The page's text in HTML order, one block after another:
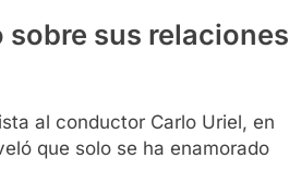
sobre sus relaciones
al conductor Carlo Uriel, en
que solo se ha enamorado